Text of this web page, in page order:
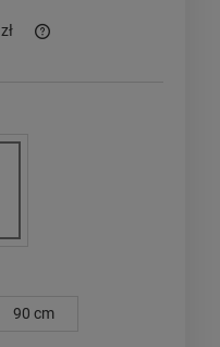
90 cm